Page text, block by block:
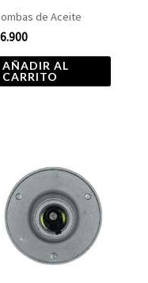
de Aceite
6.900
AÑADIR AL
CARRITO